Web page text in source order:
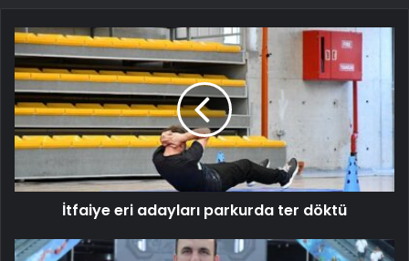
İtfaiye eri adayları parkurda ter döktü